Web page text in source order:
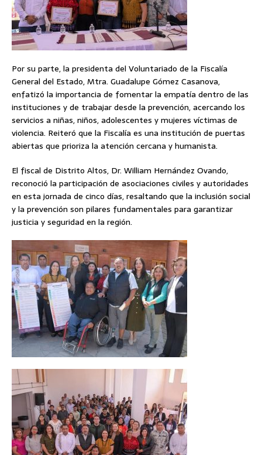
Por su parte, la presidenta del Voluntariado de la Fiscalía
General del Estado, Mtra. Guadalupe Gómez Casanova,
enfatizó la importancia de fomentar la empatía dentro de las
instituciones y de trabajar desde la prevención, acercando los
servicios a niñas, niños, adolescentes y mujeres víctimas de
violencia. Reiteró que la Fiscalía es una institución de puertas
abiertas que prioriza la atención cercana y humanista.
El fiscal de Distrito Altos, Dr. William Hernández Ovando,
reconoció la participación de asociaciones civiles y autoridades
en esta jornada de cinco días, resaltando que la inclusión social
y la prevención son pilares fundamentales para garantizar
justicia y seguridad en la región.